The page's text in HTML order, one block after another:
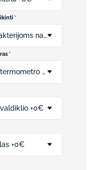
*
Be UV lempos bakterijoms naikinti +0€
*
Be integruoto el. termometro +0€
+0€
+0€